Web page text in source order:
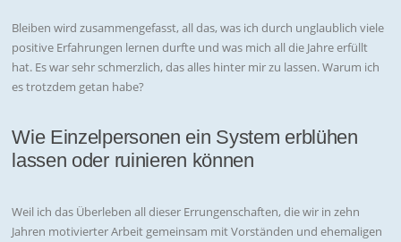
Bleiben wird zusammengefasst, all das, was ich durch unglaublich viele
positive Erfahrungen lernen durfte und was mich all die Jahre erfüllt
hat. Es war sehr schmerzlich, das alles hinter mir zu lassen. Warum ich
es trotzdem getan habe?
Wie Einzelpersonen ein System erblühen
lassen oder ruinieren können
Weil ich das Überleben all dieser Errungenschaften, die wir in zehn
Jahren motivierter Arbeit gemeinsam mit Vorständen und ehemaligen